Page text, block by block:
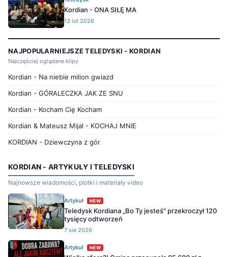
Kordian - ONA SIŁĘ MA
13 lut 2026
NAJPOPULARNIEJSZE TELEDYSKI - KORDIAN
Najczęściej oglądane klipy
Kordian - Na niebie milion gwiazd
Kordian - GÓRALECZKA JAK ZE SNU
Kordian - Kocham Cię Kocham
Kordian & Mateusz Mijal - KOCHAJ MNIE
KORDIAN - Dziewczyna z gór
KORDIAN - ARTYKUŁY I TELEDYSKI
Najnowsze wiadomości, plotki i materiały video
Artykuł NEW
Teledysk Kordiana „Bo Ty jesteś" przekroczył 120
tysięcy odtworzeń
7 sie 2026
Artykuł NEW